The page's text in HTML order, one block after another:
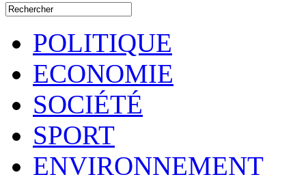
POLITIQUE
ECONOMIE
SOCIÉTÉ
SPORT
ENVIRONNEMENT